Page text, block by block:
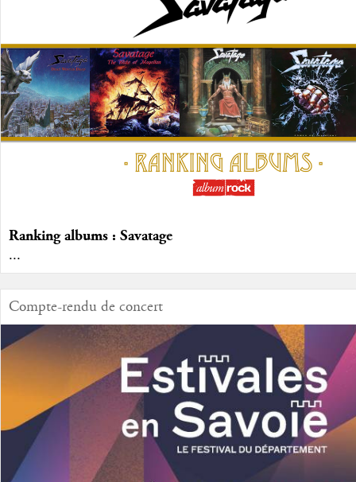
Ranking albums : Savatage
...
Compte-rendu de concert